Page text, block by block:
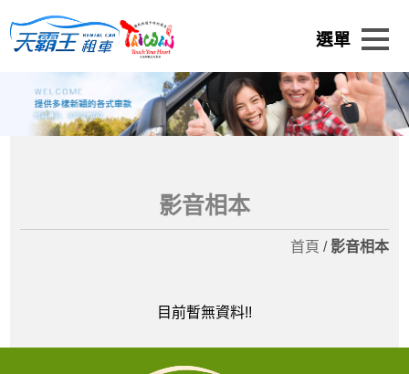
影音相本
首頁 / 影音相本
目前暫無資料!!